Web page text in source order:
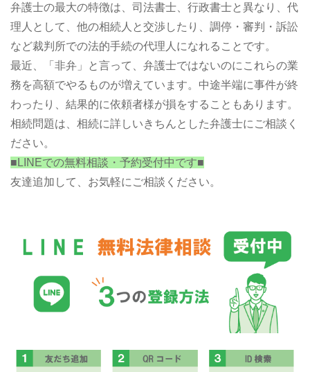
弁護士の最大の特徴は、司法書士、行政書士と異なり、代
理人として、他の相続人と交渉したり、調停・審判・訴訟
など裁判所での法的手続の代理人になれることです。
最近、「非弁」と言って、弁護士ではないのにこれらの業
務を高額でやるものが増えています。中途半端に事件が終
わったり、結果的に依頼者様が損をすることもあります。
相続問題は、相続に詳しいきちんとした弁護士にご相談く
ださい。
■LINEでの無料相談・予約受付中です■
友達追加して、お気軽にご相談ください。